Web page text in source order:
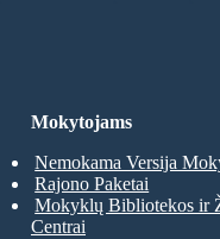
Mokytojams
Nemokama Versija
Rajono Paketai
Mokyklų Bibliotekos ir
Centrai